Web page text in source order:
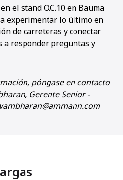
el stand O.C.10 en Bauma
experimentar lo último en
de carreteras y conectar
a responder preguntas y
póngase en contacto
Gerente Senior -